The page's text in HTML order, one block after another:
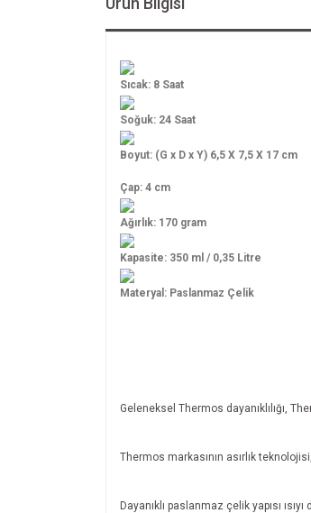
Sıcak: 8 Saat
Soğuk: 24 Saat
Boyut: (G x D x Y) 6,5 X 7,5 X 17 cm
Çap: 4 cm
Ağırlık: 170 gram
Kapasite: 350 ml / 0,35 Litre
Materyal: Paslanmaz Çelik
Geleneksel Thermos dayanıklılığı,
Thermos markasının asırlık
Dayanıklı paslanmaz çelik yapısı